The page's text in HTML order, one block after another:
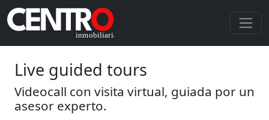
Live guided tours
Videocall con visita virtual, guiada por un
asesor experto.